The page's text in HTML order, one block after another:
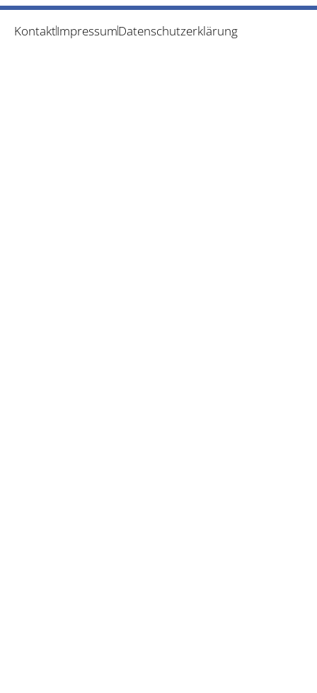
KontaktImpressumDatenschutzerklärung